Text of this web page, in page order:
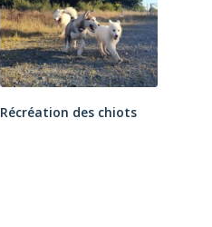
Récréation des chiots